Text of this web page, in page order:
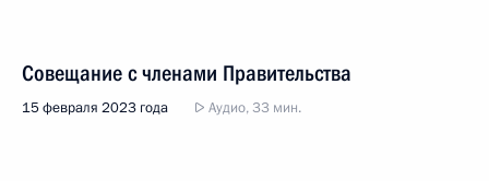
Совещание с членами Правительства
15 февраля 2023 года Аудио, 33 мин.